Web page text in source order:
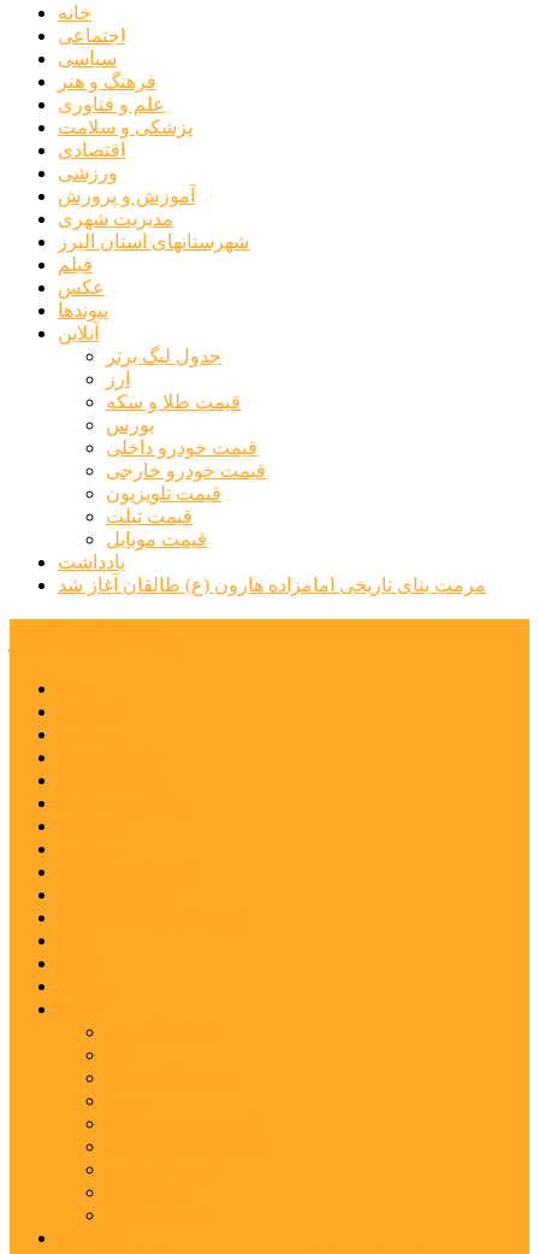
خانه
اجتماعی
سیاسی
فرهنگ و هنر
علم و فناوری
پزشکی و سلامت
اقتصادی
ورزشی
آموزش و پرورش
مدیریت شهری
شهرستانهای استان البرز
فیلم
عکس
پیوندها
آنلاین
جدول لیگ برتر
ارز
قیمت طلا و سکه
بورس
قیمت خودرو داخلی
قیمت خودرو خارجی
قیمت تلویزیون
قیمت تبلت
قیمت موبایل
یادداشت
مرمت بنای تاریخی امامزاده هارون (ع) طالقان آغاز شد